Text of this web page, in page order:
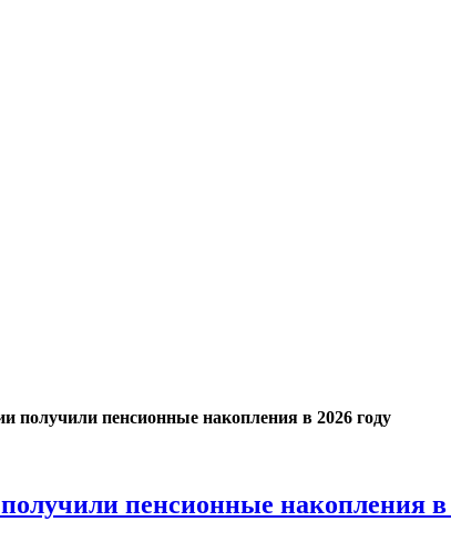
получили пенсионные накопления в 2026 году
пенсионные накопления в